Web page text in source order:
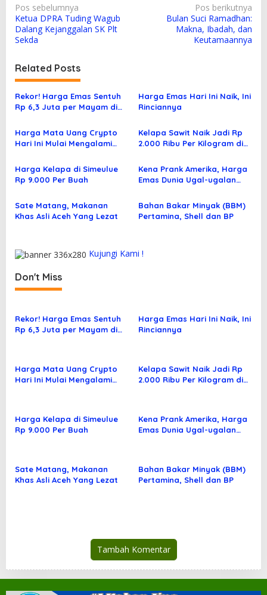
N
a
v
i
g
a
s
i
p
s
Pos sebelumnya
Ketua DPRA Tuding Wagub
Dalang Kejanggalan SK Plt
Sekda
Pos berikutnya
Bulan Suci Ramadhan:
Makna, Ibadah, dan
Keutamaannya
Related Posts
Rekor! Harga Emas Sentuh
Rp 6,3 Juta per Mayam di
Harga Emas Hari Ini Naik, Ini
Rinciannya
Harga Mata Uang Crypto
Hari Ini Mulai Mengalami
Kelapa Sawit Naik Jadi Rp
2.000 Ribu Per Kilogram di
Harga Kelapa di Simeulue
Rp 9.000 Per Buah
Kena Prank Amerika, Harga
Emas Dunia Ugal-ugalan
Sate Matang, Makanan
Khas Asli Aceh Yang Lezat
Bahan Bakar Minyak (BBM)
Pertamina, Shell dan BP
Kujungi Kami !
Don't Miss
Rekor! Harga Emas Sentuh
Rp 6,3 Juta per Mayam di
Harga Emas Hari Ini Naik, Ini
Rinciannya
Harga Mata Uang Crypto
Hari Ini Mulai Mengalami
Kelapa Sawit Naik Jadi Rp
2.000 Ribu Per Kilogram di
Harga Kelapa di Simeulue
Rp 9.000 Per Buah
Kena Prank Amerika, Harga
Emas Dunia Ugal-ugalan
Sate Matang, Makanan
Khas Asli Aceh Yang Lezat
Bahan Bakar Minyak (BBM)
Pertamina, Shell dan BP
Tambah Komentar